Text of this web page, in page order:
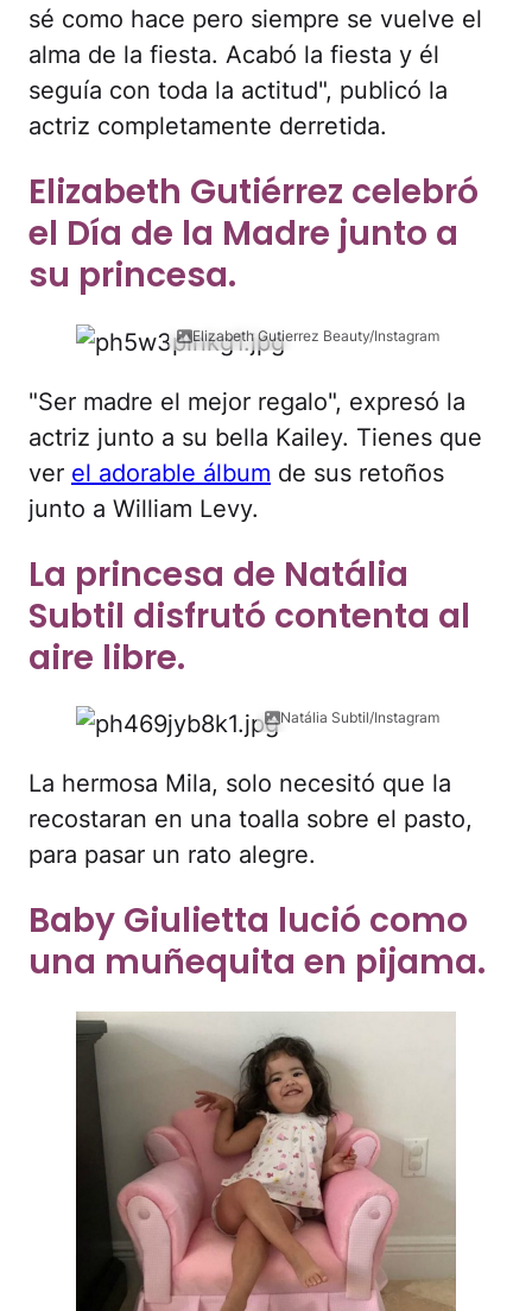
sé como hace pero siempre se vuelve el
alma de la fiesta. Acabó la fiesta y él
seguía con toda la actitud", publicó la
actriz completamente derretida.
Elizabeth Gutiérrez celebró
el Día de la Madre junto a
su princesa.
Elizabeth Gutierrez Beauty/Instagram
"Ser madre el mejor regalo", expresó la
actriz junto a su bella Kailey. Tienes que
ver el adorable álbum de sus retoños
junto a William Levy.
La princesa de Natália
Subtil disfrutó contenta al
aire libre.
Natália Subtil/Instagram
La hermosa Mila, solo necesitó que la
recostaran en una toalla sobre el pasto,
para pasar un rato alegre.
Baby Giulietta lució como
una muñequita en pijama.